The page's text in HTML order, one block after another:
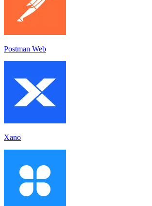
Postman Web
Xano